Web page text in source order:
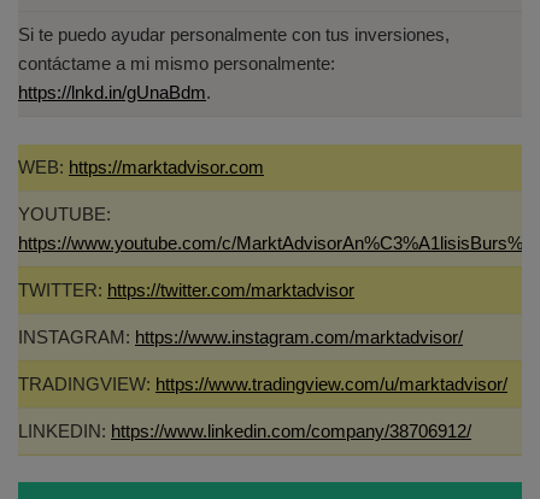
Si te puedo ayudar personalmente con tus inversiones,
contáctame a mi mismo personalmente:
https://lnkd.in/gUnaBdm.
WEB: https://marktadvisor.com
YOUTUBE:
https://www.youtube.com/c/
TWITTER: https://twitter.com/marktadvisor
INSTAGRAM: https://www.instagram.com/marktadvisor/
TRADINGVIEW: https://www.tradingview.com/u/marktadvisor/
LINKEDIN: https://www.linkedin.com/company/38706912/